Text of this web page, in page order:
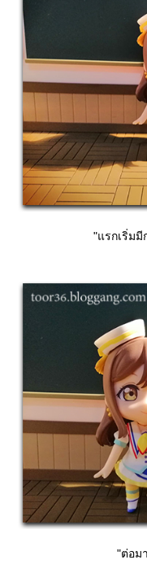
"แรกเริ่ม
"ต่อม